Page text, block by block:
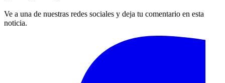
Ve a una de nuestras redes sociales y deja tu comentario en esta
noticia.